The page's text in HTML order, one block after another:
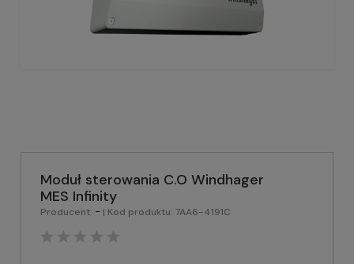
Moduł sterowania C.O Windhager
MES Infinity
Producent: - | Kod produktu: 7AA6-4191C